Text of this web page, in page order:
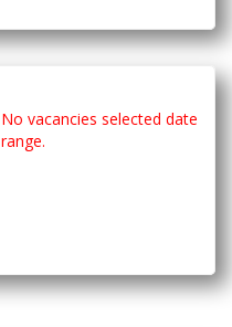
No vacancies selected date
range.